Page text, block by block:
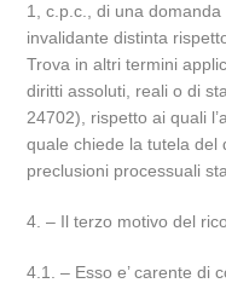
1, c.p.c., di una
invalidante distinta
Trova in altri termini
diritti assoluti, reali o di
24702), rispetto ai quali
quale chiede la tutela del
preclusioni processuali
4. – Il terzo motivo del
4.1. – Esso e’ carente di